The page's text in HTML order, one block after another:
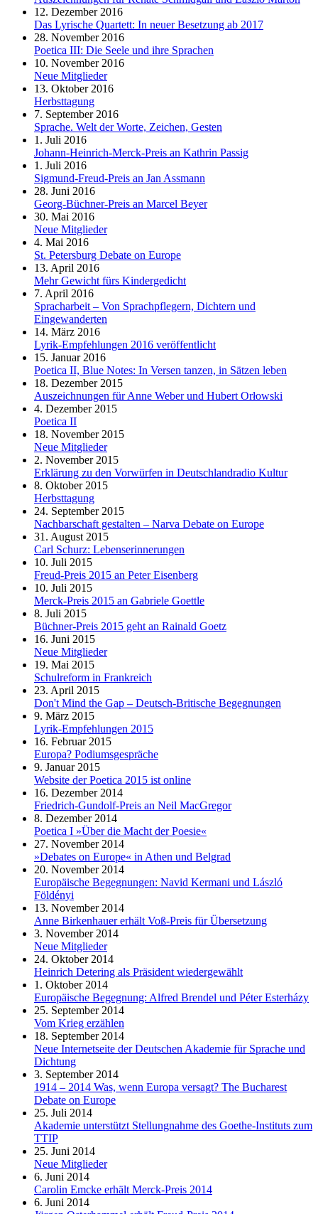
12. Dezember 2016
Das Lyrische Quartett: In neuer Besetzung ab 2017
28. November 2016
Poetica III: Die Seele und ihre Sprachen
10. November 2016
Neue Mitglieder
13. Oktober 2016
Herbsttagung
7. September 2016
Sprache. Welt der Worte, Zeichen, Gesten
1. Juli 2016
Johann-Heinrich-Merck-Preis an Kathrin Passig
1. Juli 2016
Sigmund-Freud-Preis an Jan Assmann
28. Juni 2016
Georg-Büchner-Preis an Marcel Beyer
30. Mai 2016
Neue Mitglieder
4. Mai 2016
St. Petersburg Debate on Europe
13. April 2016
Mehr Gewicht fürs Kindergedicht
7. April 2016
Spracharbeit – Von Sprachpflegern, Dichtern und
Eingewanderten
14. März 2016
Lyrik-Empfehlungen 2016 veröffentlicht
15. Januar 2016
Poetica II, Blue Notes: In Versen tanzen, in Sätzen leben
18. Dezember 2015
Auszeichnungen für Anne Weber und Hubert Orłowski
4. Dezember 2015
Poetica II
18. November 2015
Neue Mitglieder
2. November 2015
Erklärung zu den Vorwürfen in Deutschlandradio Kultur
8. Oktober 2015
Herbsttagung
24. September 2015
Nachbarschaft gestalten – Narva Debate on Europe
31. August 2015
Carl Schurz: Lebenserinnerungen
10. Juli 2015
Freud-Preis 2015 an Peter Eisenberg
10. Juli 2015
Merck-Preis 2015 an Gabriele Goettle
8. Juli 2015
Büchner-Preis 2015 geht an Rainald Goetz
16. Juni 2015
Neue Mitglieder
19. Mai 2015
Schulreform in Frankreich
23. April 2015
Don't Mind the Gap – Deutsch-Britische Begegnungen
9. März 2015
Lyrik-Empfehlungen 2015
16. Februar 2015
Europa? Podiumsgespräche
9. Januar 2015
Website der Poetica 2015 ist online
16. Dezember 2014
Friedrich-Gundolf-Preis an Neil MacGregor
8. Dezember 2014
Poetica I »Über die Macht der Poesie«
27. November 2014
»Debates on Europe« in Athen und Belgrad
20. November 2014
Europäische Begegnungen: Navid Kermani und László
Földényi
13. November 2014
Anne Birkenhauer erhält Voß-Preis für Übersetzung
3. November 2014
Neue Mitglieder
24. Oktober 2014
Heinrich Detering als Präsident wiedergewählt
1. Oktober 2014
Europäische Begegnung: Alfred Brendel und Péter Esterházy
25. September 2014
Vom Krieg erzählen
18. September 2014
Neue Internetseite der Deutschen Akademie für Sprache und
Dichtung
3. September 2014
1914 – 2014 Was, wenn Europa versagt? The Bucharest
Debate on Europe
25. Juli 2014
Akademie unterstützt Stellungnahme des Goethe-Instituts zum
TTIP
25. Juni 2014
Neue Mitglieder
6. Juni 2014
Carolin Emcke erhält Merck-Preis 2014
6. Juni 2014